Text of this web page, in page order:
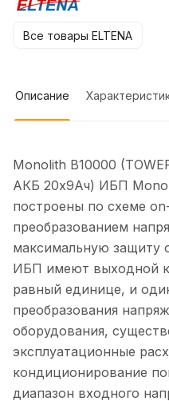
Все товары ELTENA
Описание
Monolith B10000
АКБ 20х9Ач) ИБП
построены по схеме
преобразованием
максимальную защиту
ИБП имеют выходной
равный единице, и
преобразования
оборудования,
эксплуатационные
кондиционирование
диапазон входного